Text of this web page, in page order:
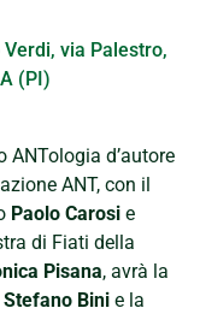
via Palestro,
(PI)
ANTologia d’autore
ANT, con il
Paolo Carosi e
di Fiati della
Pisana, avrà la
Stefano Bini e la